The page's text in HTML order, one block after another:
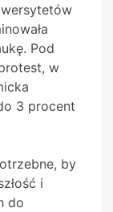
Pod
w
3 procent
by
i
do